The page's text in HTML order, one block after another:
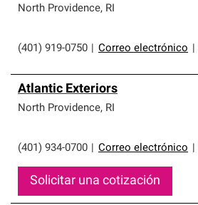
North Providence, RI
(401) 919-0750 Correo electrónico
Atlantic Exteriors
North Providence, RI
(401) 934-0700 Correo electrónico
Solicitar una cotización